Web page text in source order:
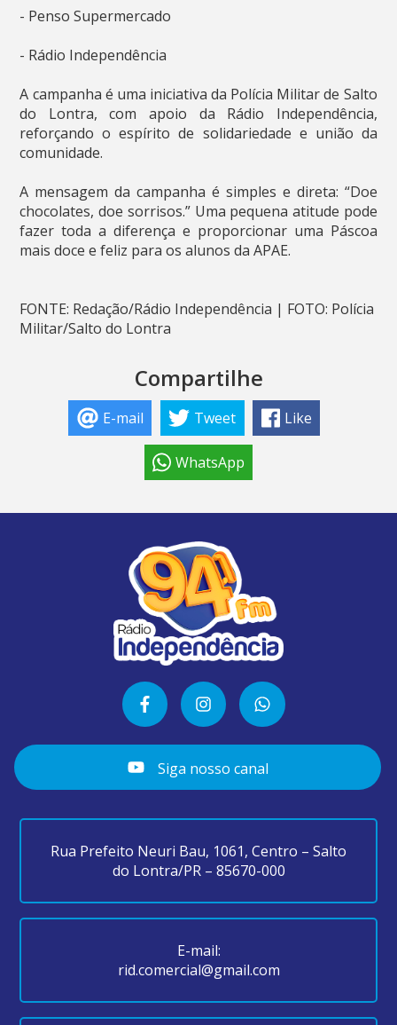
- Penso Supermercado
- Rádio Independência
A campanha é uma iniciativa da Polícia Militar de Salto
do Lontra, com apoio da Rádio Independência,
reforçando o espírito de solidariedade e união da
comunidade.
A mensagem da campanha é simples e direta: “Doe
chocolates, doe sorrisos.” Uma pequena atitude pode
fazer toda a diferença e proporcionar uma Páscoa
mais doce e feliz para os alunos da APAE.
FONTE: Redação/Rádio Independência | FOTO: Polícia
Militar/Salto do Lontra
Compartilhe
E-mail Tweet Like
WhatsApp
Siga nosso canal
Rua Prefeito Neuri Bau, 1061, Centro – Salto
do Lontra/PR – 85670-000
E-mail:
rid.comercial@gmail.com